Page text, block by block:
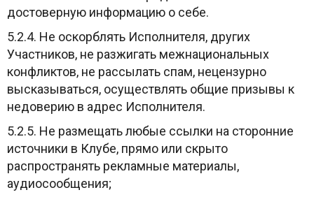
достоверную информацию о себе.
5.2.4. Не оскорблять Исполнителя, других
Участников, не разжигать межнациональных
конфликтов, не рассылать спам, нецензурно
высказываться, осуществлять общие призывы к
недоверию в адрес Исполнителя.
5.2.5. Не размещать любые ссылки на сторонние
источники в Клубе, прямо или скрыто
распространять рекламные материалы,
аудиосообщения;